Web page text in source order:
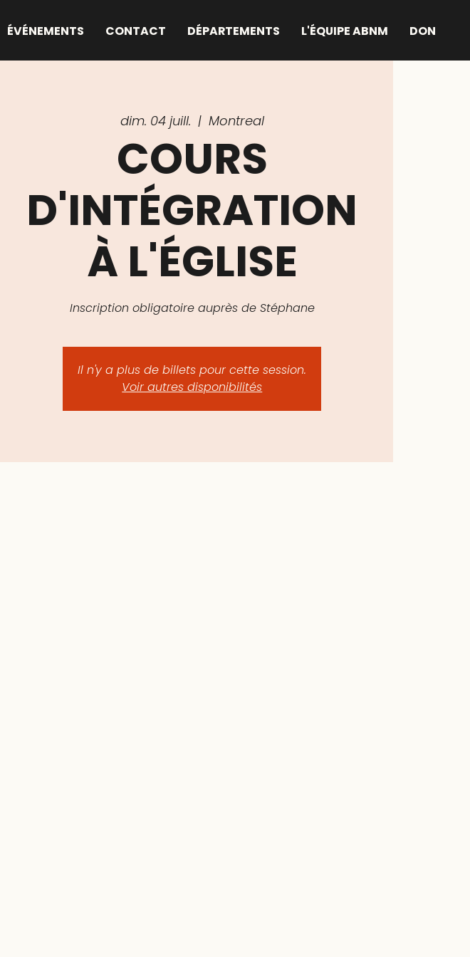
ÉVÉNEMENTS CONTACT DÉPARTEMENTS L'ÉQUIPE ABNM DON
dim. 04 juill.
  |
Montreal
COURS
D'INTÉGRATION
À L'ÉGLISE
Inscription obligatoire auprès de Stéphane
Il n'y a plus de billets pour cette session.
Voir autres disponibilités